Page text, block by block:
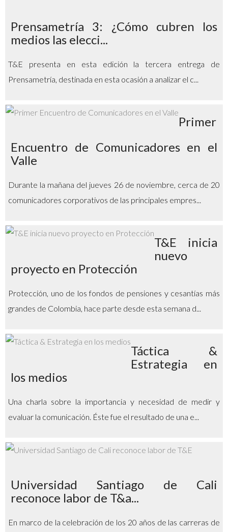
Prensametría 3: ¿Cómo cubren los
medios las elecci...
T&E presenta en esta edición la tercera entrega de
Prensametría, destinada en esta ocasión a analizar el c...
Primer
Encuentro de Comunicadores en el
Valle
Durante la mañana del jueves 26 de noviembre, cerca de 20
comunicadores corporativos de las principales empres...
T&E inicia
nuevo
proyecto en Protección
Protección, uno de los fondos de pensiones y cesantías más
grandes de Colombia, hace parte desde esta semana d...
Táctica &
Estrategia en
los medios
Una charla sobre la importancia y necesidad de medir y
evaluar la comunicación. Éste fue el resultado de una e...
Universidad Santiago de Cali
reconoce labor de T&a...
En marco de la celebración de los 20 años de las carreras de